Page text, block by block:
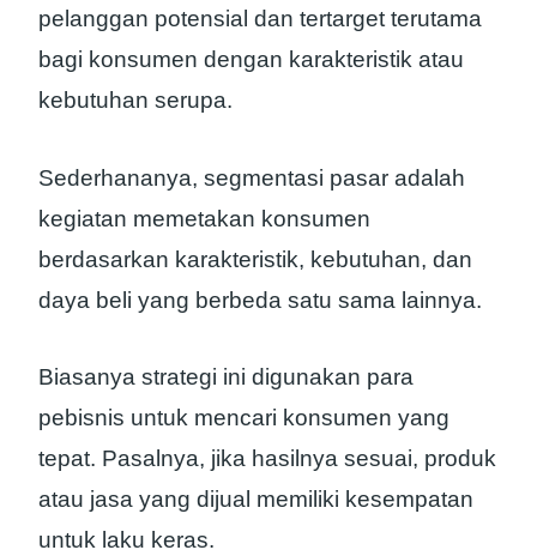
pelanggan potensial dan tertarget terutama
bagi konsumen dengan karakteristik atau
kebutuhan serupa.
Sederhananya, segmentasi pasar adalah
kegiatan memetakan konsumen
berdasarkan karakteristik, kebutuhan, dan
daya beli yang berbeda satu sama lainnya.
Biasanya strategi ini digunakan para
pebisnis untuk mencari konsumen yang
tepat. Pasalnya, jika hasilnya sesuai, produk
atau jasa yang dijual memiliki kesempatan
untuk laku keras.